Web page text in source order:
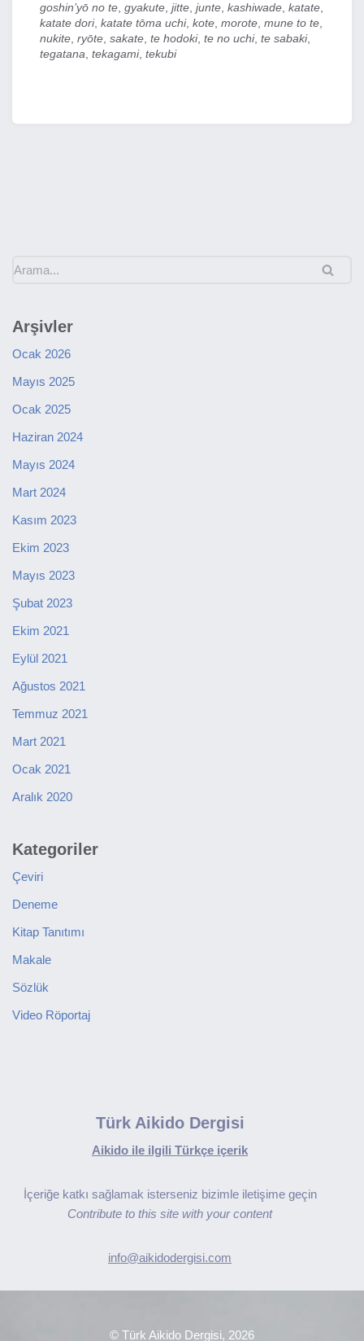
goshin’yō no te gyakute jitte junte kashiwade katate
katate dori, katate tōma uchi, kote morote mune to te
nukite ryōte sakate te hodoki, te no uchi, te sabaki,
tegatana tekagami, tekubi
Arşivler
Ocak 2026
Mayıs 2025
Ocak 2025
Haziran 2024
Mayıs 2024
Mart 2024
Kasım 2023
Ekim 2023
Mayıs 2023
Şubat 2023
Ekim 2021
Eylül 2021
Ağustos 2021
Temmuz 2021
Mart 2021
Ocak 2021
Aralık 2020
Kategoriler
Çeviri
Deneme
Kitap Tanıtımı
Makale
Sözlük
Video Röportaj
Türk Aikido Dergisi
Aikido ile ilgili Türkçe içerik
İçeriğe katkı sağlamak isterseniz bizimle iletişime geçin
Contribute to this site with your content
info@aikidodergisi.com
© Türk Aikido Dergisi, 2026